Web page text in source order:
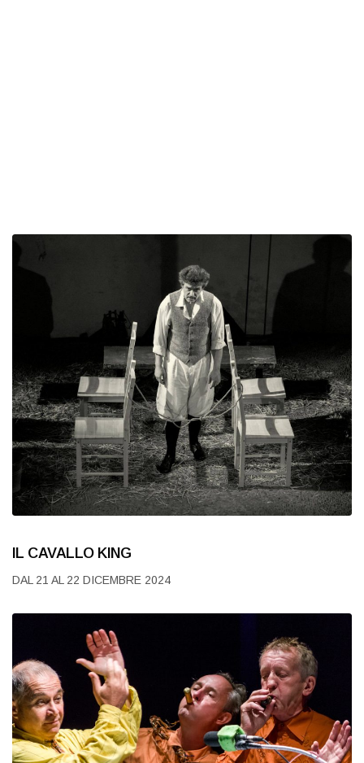
IL CAVALLO KING
DAL 21 AL 22 DICEMBRE 2024